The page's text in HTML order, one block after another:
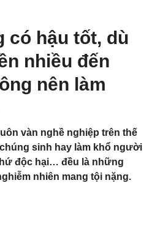
có hậu tốt, dù
nhiều đến
nên làm
vàn nghề nghiệp trên thế
sinh hay làm khổ người
độc hại… đều là những
nhiên mang tội nặng.